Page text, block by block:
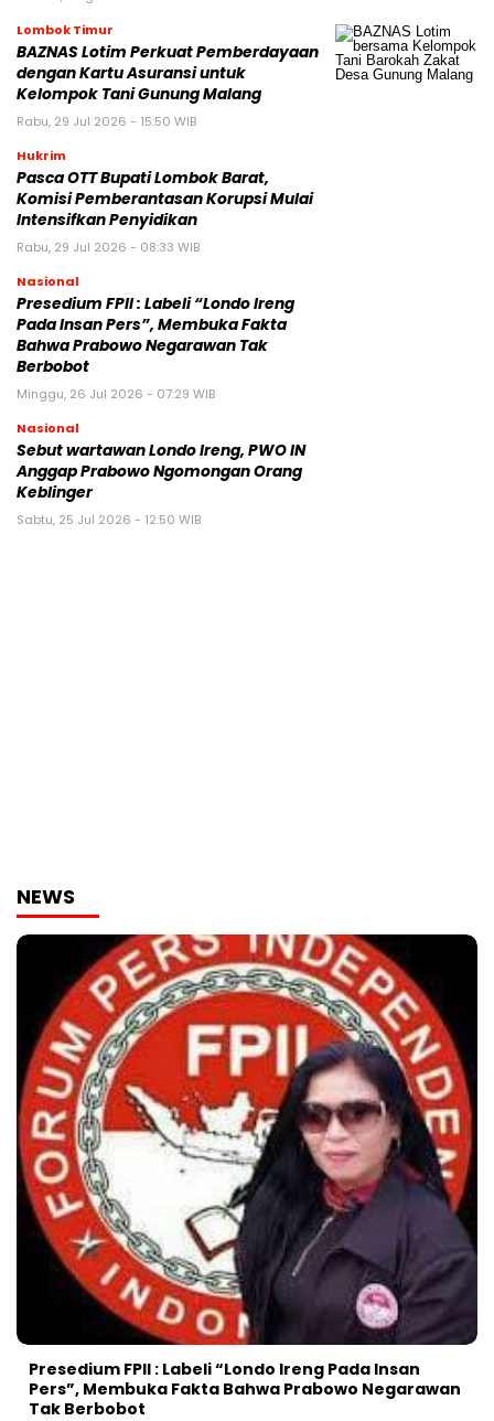
Lombok Timur
BAZNAS Lotim Perkuat Pemberdayaan
dengan Kartu Asuransi untuk
Kelompok Tani Gunung Malang
Rabu, 29 Jul 2026 - 15:50 WIB
Hukrim
Pasca OTT Bupati Lombok Barat,
Komisi Pemberantasan Korupsi Mulai
Intensifkan Penyidikan
Rabu, 29 Jul 2026 - 08:33 WIB
Nasional
Presedium FPII : Labeli “Londo Ireng
Pada Insan Pers”, Membuka Fakta
Bahwa Prabowo Negarawan Tak
Berbobot
Minggu, 26 Jul 2026 - 07:29 WIB
Nasional
Sebut wartawan Londo Ireng, PWO IN
Anggap Prabowo Ngomongan Orang
Keblinger
Sabtu, 25 Jul 2026 - 12:50 WIB
NEWS
Presedium FPII : Labeli “Londo Ireng Pada Insan
Pers”, Membuka Fakta Bahwa Prabowo Negarawan
Tak Berbobot